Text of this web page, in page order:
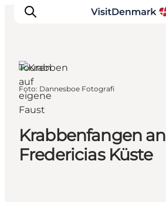
Inspiration
Regionen
Erlebnisse
Unterkünfte
Reiseplanung
Krabbenfangen an
Fredericias Küste
Touren
auf
eigene
Faust
Foto: Dannesboe Fotografi